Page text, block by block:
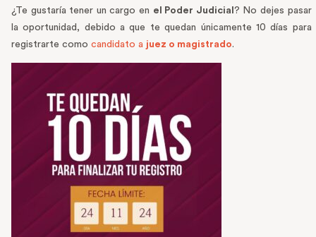
¿Te gustaría tener un cargo en el Poder Judicial ? No dejes pasar
la oportunidad, debido a que te quedan únicamente 10 días para
registrarte como candidato a juez o magistrado.